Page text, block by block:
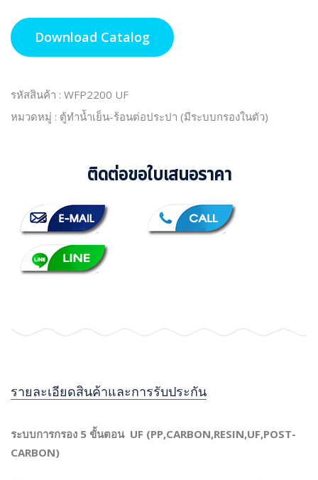
Download Catalog
รหัสสินค้า : WFP2200 UF
หมวดหมู่ : ตู้ทำน้ำเย็น-ร้อนต่อประปา (มีระบบกรองในตัว)
ติดต่อขอใบเสนอราคา
รายละเอียดสินค้าและการรับประกัน
ระบบการกรอง 5 ขั้นตอน UF (PP,CARBON,RESIN,UF,POST-
CARBON)